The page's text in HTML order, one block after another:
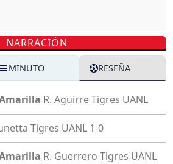
NARRACIÓN
MINUTO RESEÑA
R. AguirreTigres UANL
Tigres UANL 1-0
R. Guerrero Tigres UANL